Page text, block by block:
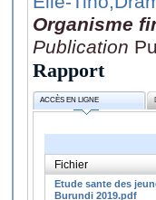
Organisme
Publication
Rapport
ACCÈS EN LIGNE
Fichier
Etude sante des
Burundi 2019.pdf